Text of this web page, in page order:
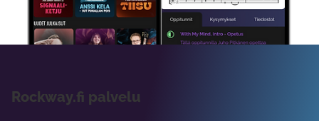
viikon ajaksi.
Rockway.fi palvelu